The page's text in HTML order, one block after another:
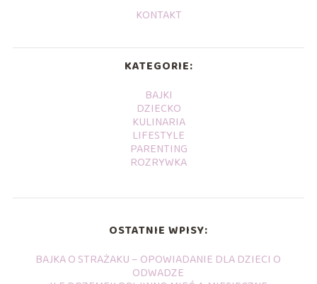
KONTAKT
KATEGORIE:
BAJKI
DZIECKO
KULINARIA
LIFESTYLE
PARENTING
ROZRYWKA
OSTATNIE WPISY:
BAJKA O STRAŻAKU – OPOWIADANIE DLA DZIECI O
ODWADZE